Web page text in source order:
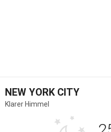
NEW YORK CITY
Klarer Himmel